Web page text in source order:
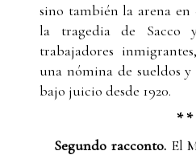
sino también la arena en
la tragedia de Sacco
trabajadores
una nómina de sueldos y
bajo juicio desde 1920.
* *
Segundo racconto. El